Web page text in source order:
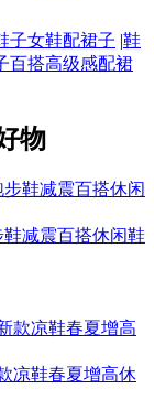
子女鞋配裙子 |鞋
百搭高级感配裙
物
减震百搭休闲鞋
凉鞋春夏增高休